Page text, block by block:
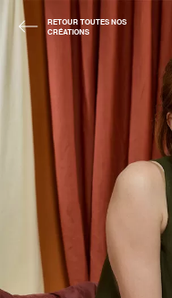
RETOUR TOUTES NOS
CRÉATIONS